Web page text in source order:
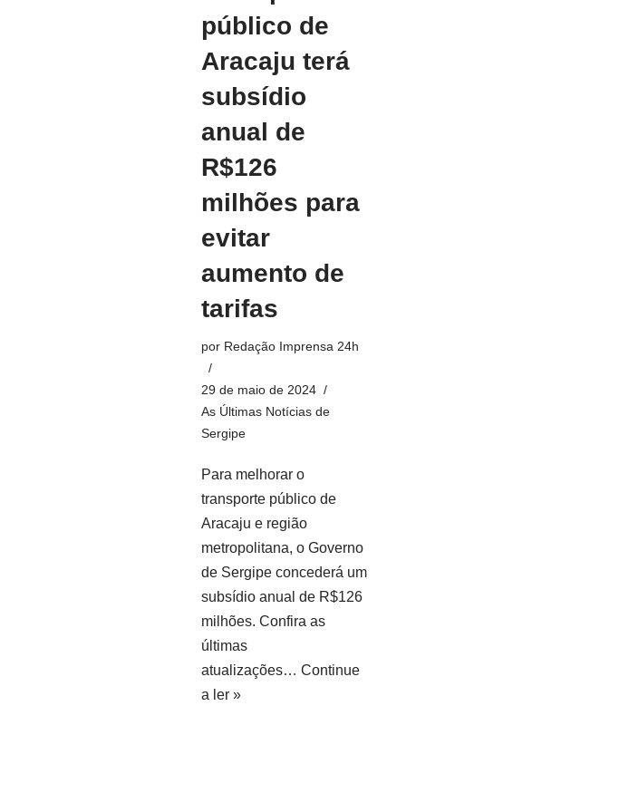
público de
Aracaju terá
subsídio
anual de
R$126
milhões para
evitar
aumento de
tarifas
por Redação Imprensa 24h
29 de maio de 2024
As Últimas Notícias de
Sergipe
Para melhorar o
transporte público de
Aracaju e região
metropolitana, o Governo
de Sergipe concederá um
subsídio anual de R$126
milhões. Confira as
últimas
atualizações… Continue
a ler »